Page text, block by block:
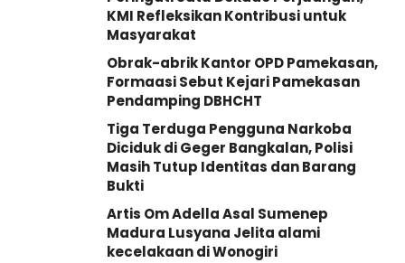
KMI Refleksikan Kontribusi untuk
Masyarakat
Obrak-abrik Kantor OPD Pamekasan,
Formaasi Sebut Kejari Pamekasan
Pendamping DBHCHT
Tiga Terduga Pengguna Narkoba
Diciduk di Geger Bangkalan, Polisi
Masih Tutup Identitas dan Barang
Bukti
Artis Om Adella Asal Sumenep
Madura Lusyana Jelita alami
kecelakaan di Wonogiri